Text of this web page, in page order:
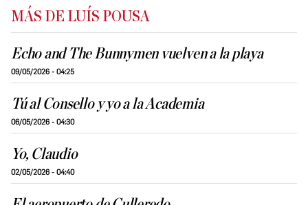
MÁS DE LUÍS POUSA
Echo and The Bunnymen vuelven a la playa
09/05/2026 - 04:25
Tú al Consello y yo a la Academia
06/05/2026 - 04:30
Yo, Claudio
02/05/2026 - 04:40